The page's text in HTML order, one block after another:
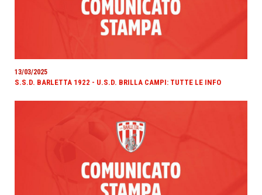
13/03/2025
S.S.D. BARLETTA 1922 - U.S.D. BRILLA CAMPI: TUTTE LE INFO